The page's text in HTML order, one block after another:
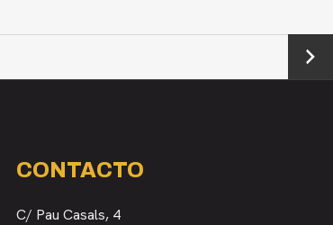
Next
→
CONTACTO
C/ Pau Casals, 4